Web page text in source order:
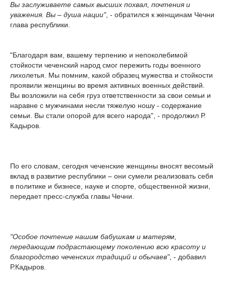
Вы заслуживаете самых высших похвал, почтения и
уважения. Вы – душа нации", - обратился к женщинам Чечни
глава республики.
"Благодаря вам, вашему терпению и непоколебимой
стойкости чеченский народ смог пережить годы военного
лихолетья. Мы помним, какой образец мужества и стойкости
проявили женщины во время активных военных действий.
Вы возложили на себя груз ответственности за свои семьи и
наравне с мужчинами несли тяжелую ношу - содержание
семьи. Вы стали опорой для всего народа", - продолжил Р.
Кадыров.
По его словам, сегодня чеченские женщины вносят весомый
вклад в развитие республики – они сумели реализовать себя
в политике и бизнесе, науке и спорте, общественной жизни,
передает пресс-служба главы Чечни.
"Особое почтение нашим бабушкам и матерям,
передающим подрастающему поколению всю красоту и
благородство чеченских традиций и обычаев", - добавил
Р.Кадыров.